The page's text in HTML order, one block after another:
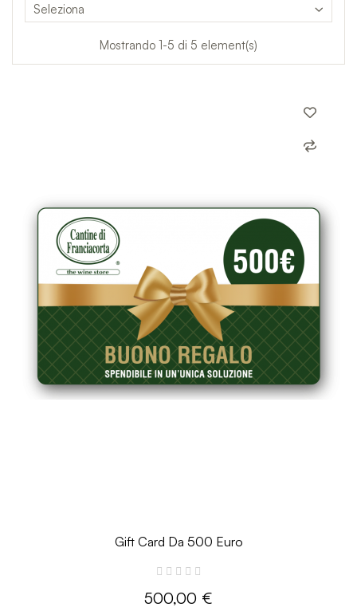
Seleziona
Mostrando 1-5 di 5 element(s)
Gift Card Da 500 Euro
500,00 €